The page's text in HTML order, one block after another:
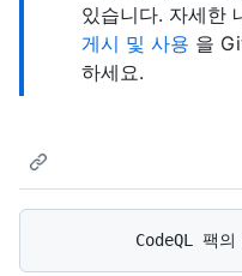
있습니다. 자세한
게시 및 사용 을
하세요.